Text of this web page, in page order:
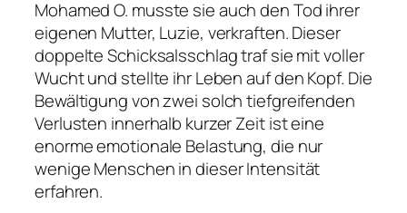
Mohamed O. musste sie auch den Tod ihrer
eigenen Mutter, Luzie, verkraften. Dieser
doppelte Schicksalsschlag traf sie mit voller
Wucht und stellte ihr Leben auf den Kopf. Die
Bewältigung von zwei solch tiefgreifenden
Verlusten innerhalb kurzer Zeit ist eine
enorme emotionale Belastung, die nur
wenige Menschen in dieser Intensität
erfahren.